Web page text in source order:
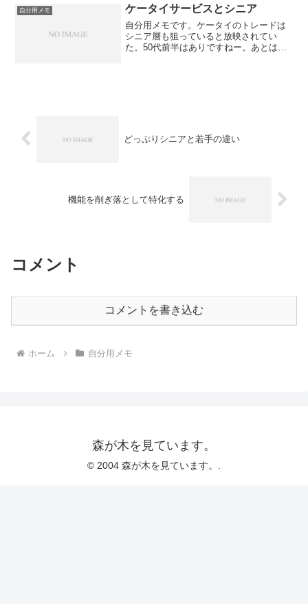
その中で友達として続いて...
自分用メモ ケータイサービスとシニア
自分用メモです。ケータイのトレードは
シニア層も狙っていると放映されてい
た。50代前半はありですねー。あとは、
どっぷりシニアと若手の違い
機能を削ぎ落として特化する
コメント
コメントを書き込む
ホーム 自分用メモ
森が木を見ています。
© 2004 森が木を見ています。.